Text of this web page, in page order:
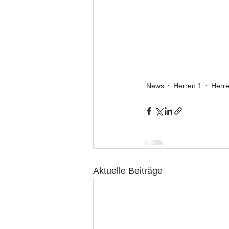
News Herren 1
Aktuelle Beiträge